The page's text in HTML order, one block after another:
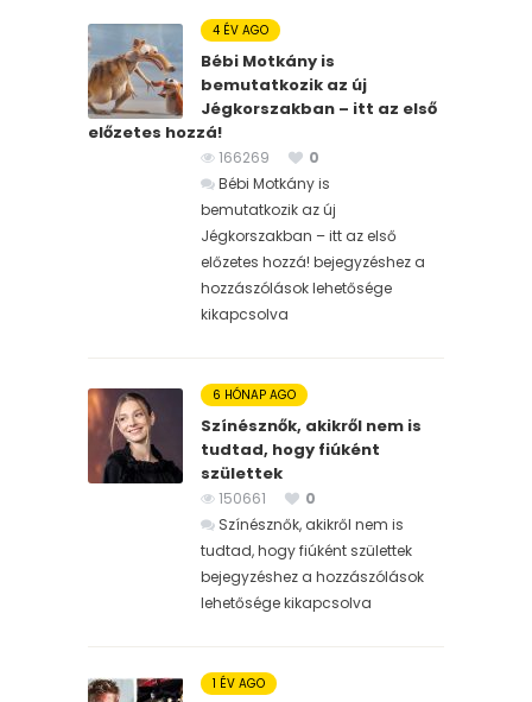
4 ÉV AGO
Bébi Motkány is
bemutatkozik az új
Jégkorszakban – itt az első
előzetes hozzá!
166269
0
Bébi Motkány is
bemutatkozik az új
Jégkorszakban – itt az első
előzetes hozzá! bejegyzéshez a
hozzászólások lehetősége
kikapcsolva
6 HÓNAP AGO
Színésznők, akikről nem is
tudtad, hogy fiúként
születtek
150661
0
Színésznők, akikről nem is
tudtad, hogy fiúként születtek
bejegyzéshez a hozzászólások
lehetősége kikapcsolva
1 ÉV AGO